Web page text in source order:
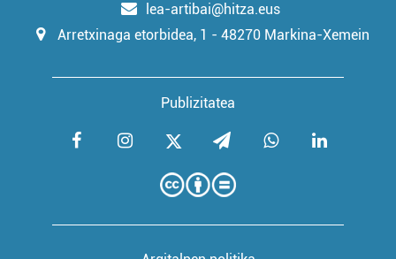
lea-artibai@hitza.eus
Arretxinaga etorbidea, 1 - 48270 Markina-Xemein
Publizitatea